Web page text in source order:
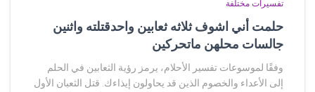
تفسيرات مختلفة
حلمت أني اشوف ثلاثه ثعابين واحدقتلته واثنين
جالسات محلهن ماتحركين
وفقًا لموسوعات تفسير الأحلام، يرمز رؤية الثعابين في الحلم
إلى الأعداء والخصوم الذين قد يحاولون إيذاءك. قتل الثعبان الأول